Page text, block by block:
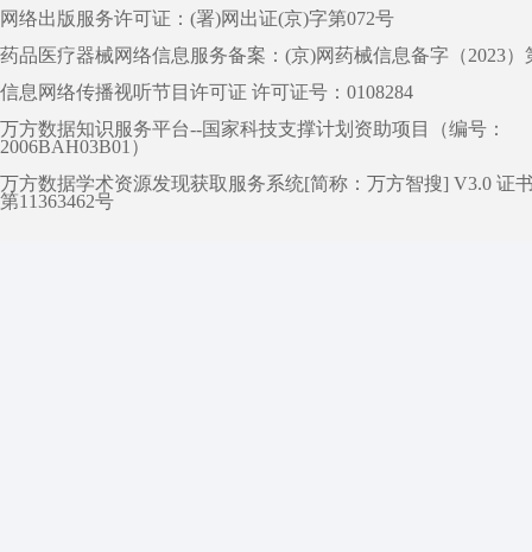
网络出版服务许可证：(署)网出证(京)字第072号
药品医疗器械网络信息服务备案：(京)网药械信息备字（2023）
信息网络传播视听节目许可证 许可证号：0108284
万方数据知识服务平台--国家科技支撑计划资助项目（编号：
2006BAH03B01）
万方数据学术资源发现获取服务系统[简称：万方智搜] V3.0 证
第11363462号